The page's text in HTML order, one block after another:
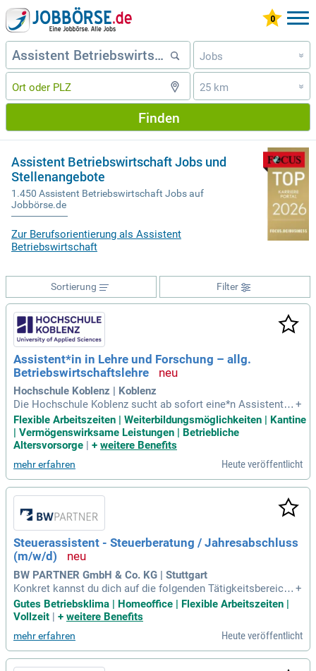
Jobs »
25 km »
Finden
Assistent Betriebswirtschaft Jobs und
Stellenangebote
1.450 Assistent Betriebswirtschaft Jobs auf
Jobbörse.de
Zur Berufsorientierung als Assistent
Betriebswirtschaft
Filter
Sortierung
Assistent*in in Lehre und Forschung – allg.
Betriebswirtschaftslehre
Hochschule Koblenz | Koblenz
Die Hochschule Koblenz sucht ab sofort eine*n Assistent*i
n in der Lehre und Forschung im Bereich allgemeine Betrieb
swirtschaftslehre. Diese befristete Position ist auf zwei Jah
re angelegt und umfasst die Entgeltgruppe E 10 TV L. Zu de
von Lehrveranstaltungen im Bereich „allgemeine Betriebswir
tschaftslehre“ und „Entrepreneurship“. Zudem sind die Vorb
ereitung von Lehrveranstaltungen, die Erstellung von Prüfun
gsaufgaben sowie die Betreuung der Studierenden wesentlic
he Tätigkeiten. Nutzen Sie die Chance, in einem dynamische
n Umfeld an einer renommierten Hochschule zu arbeiten. B
ewerben Sie sich jetzt und gestalten Sie die Zukunft der Wirt
schaftswissenschaften!
+
Flexible Arbeitszeiten | Weiterbildungsmöglichkeiten | Kantine
| Vermögenswirksame Leistungen | Betriebliche
Altersvorsorge
+ weitere Benefits
mehr erfahren Heute veröffentlicht
Steuerassistent - Steuerberatung / Jahresabschluss
(m/w/d)
BW PARTNER GmbH & Co. KG | Stuttgart
Konkret kannst du dich auf die folgenden Tätigkeitsbereiche
freuen: Jahresabschlüsse und betriebliche Steuererklärunge
n; Unterstützung in der Gestaltungsberatung; Betriebswirtsc
se im internationalen
+
Gutes Betriebsklima | Homeoffice | Flexible Arbeitszeiten |
Vollzeit | + weitere Benefits
mehr erfahren Heute veröffentlicht